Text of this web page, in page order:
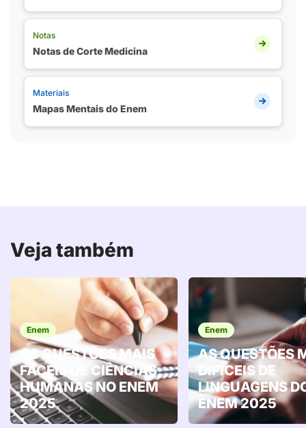
Notas
Notas de Corte Medicina
Materiais
Mapas Mentais do Enem
Veja também
Enem
AS QUESTÕES MAIS
FÁCEIS DE CIÊNCIAS
HUMANAS NO ENEM
2025
Enem
AS QUESTÕES
DIFÍCEIS DE
LINGUAGENS
ENEM 2025